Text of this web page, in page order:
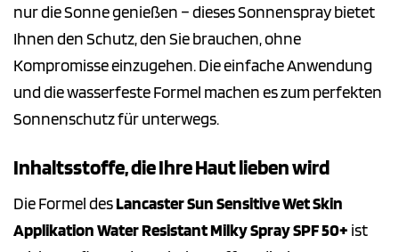
nur die Sonne genießen – dieses Sonnenspray bietet
Ihnen den Schutz, den Sie brauchen, ohne
Kompromisse einzugehen. Die einfache Anwendung
und die wasserfeste Formel machen es zum perfekten
Sonnenschutz für unterwegs.
Inhaltsstoffe, die Ihre Haut lieben wird
Die Formel desLancaster Sun Sensitive Wet Skin
Applikation Water Resistant Milky Spray SPF 50+ ist